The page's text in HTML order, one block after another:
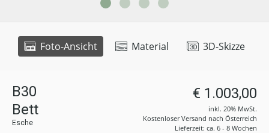
Foto-Ansicht Material 3D-Skizze
B30
Bett
Esche
€ 1.003,00
inkl. 20% MwSt.
Kostenloser Versand nach Österreich
Lieferzeit: ca. 6 - 8 Wochen